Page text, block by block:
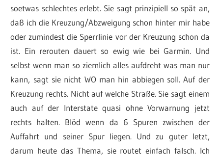
soetwas schlechtes erlebt. Sie sagt prinzipiell so spät an,
daß ich die Kreuzung/Abzweigung schon hinter mir habe
oder zumindest die Sperrlinie vor der Kreuzung schon da
ist. Ein rerouten dauert so ewig wie bei Garmin. Und
selbst wenn man so ziemlich alles aufdreht was man nur
kann, sagt sie nicht WO man hin abbiegen soll. Auf der
Kreuzung rechts. Nicht auf welche Straße. Sie sagt einem
auch auf der Interstate quasi ohne Vorwarnung jetzt
rechts halten. Blöd wenn da 6 Spuren zwischen der
Auffahrt und seiner Spur liegen. Und zu guter letzt,
darum heute das Thema, sie routet einfach falsch. Ich